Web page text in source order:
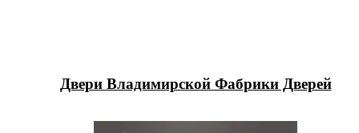
Двери Владимирской Фабрики Дверей